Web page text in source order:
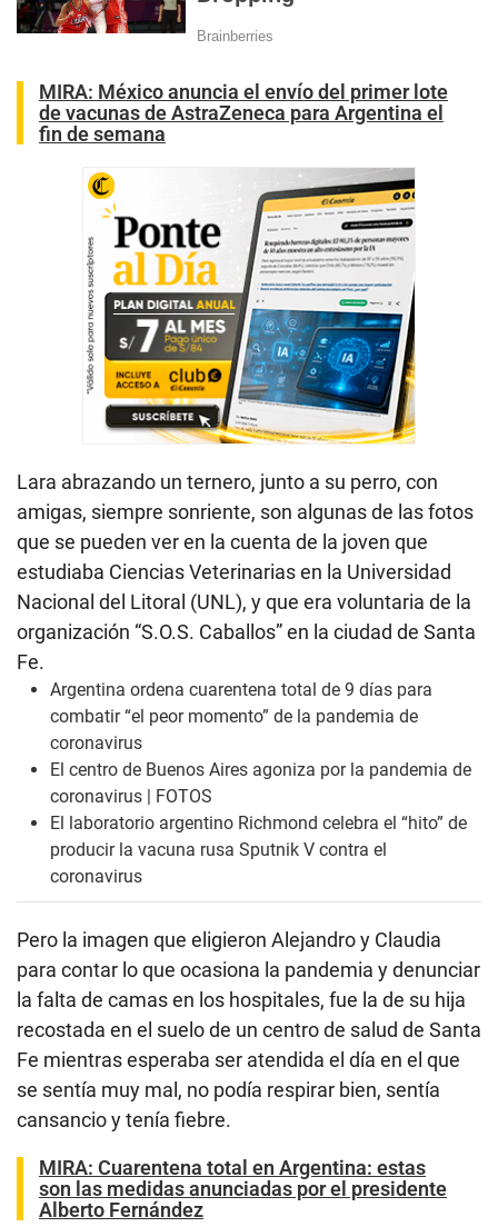
MIRA: México anuncia el envío del primer lote
de vacunas de AstraZeneca para Argentina el
fin de semana
Lara abrazando un ternero, junto a su perro, con
amigas, siempre sonriente, son algunas de las fotos
que se pueden ver en la cuenta de la joven que
estudiaba Ciencias Veterinarias en la Universidad
Nacional del Litoral (UNL), y que era voluntaria de la
organización “S.O.S. Caballos” en la ciudad de Santa
Fe.
Argentina ordena cuarentena total de 9 días para
combatir “el peor momento” de la pandemia de
coronavirus
El centro de Buenos Aires agoniza por la pandemia de
coronavirus | FOTOS
El laboratorio argentino Richmond celebra el “hito” de
producir la vacuna rusa Sputnik V contra el
coronavirus
Pero la imagen que eligieron Alejandro y Claudia
para contar lo que ocasiona la pandemia y denunciar
la falta de camas en los hospitales, fue la de su hija
recostada en el suelo de un centro de salud de Santa
Fe mientras esperaba ser atendida el día en el que
se sentía muy mal, no podía respirar bien, sentía
cansancio y tenía fiebre.
MIRA: Cuarentena total en Argentina: estas
son las medidas anunciadas por el presidente
Alberto Fernández